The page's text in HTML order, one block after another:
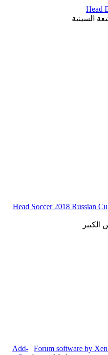
Head
السينية
Head Soccer 2018 Russian
Forum software by
|
Add-